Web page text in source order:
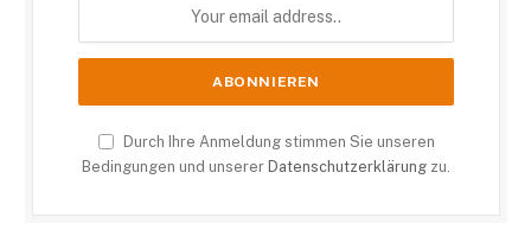
Durch Ihre Anmeldung stimmen Sie unseren
Bedingungen und unserer Datenschutzerklärung zu.